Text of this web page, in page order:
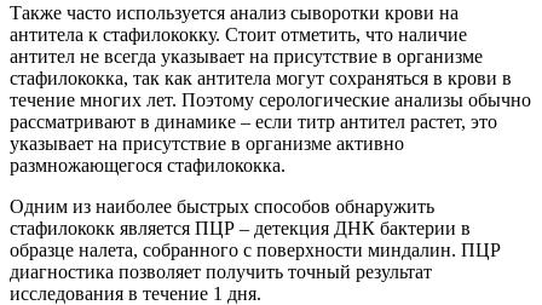
Также часто используется анализ сыворотки крови на
антитела к стафилококку. Стоит отметить, что наличие
антител не всегда указывает на присутствие в организме
стафилококка, так как антитела могут сохраняться в крови в
течение многих лет. Поэтому серологические анализы обычно
рассматривают в динамике – если титр антител растет, это
указывает на присутствие в организме активно
размножающегося стафилококка.
Одним из наиболее быстрых способов обнаружить
стафилококк является ПЦР – детекция ДНК бактерии в
образце налета, собранного с поверхности миндалин. ПЦР
диагностика позволяет получить точный результат
исследования в течение 1 дня.